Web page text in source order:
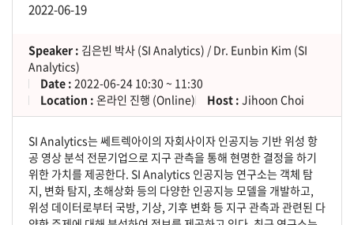
2022-06-19
Speaker : 김은빈 박사 (SI Analytics) / Dr. Eunbin Kim (SI
Analytics)
Date : 2022-06-24 10:30 ~ 11:30
Location : 온라인 진행 (Online) Host : Jihoon Choi
SI Analytics는 쎄트렉아이의 자회사이자 인공지능 기반 위성 항
공 영상 분석 전문기업으로 지구 관측을 통해 현명한 결정을 하기
위한 가치를 제공한다. SI Analytics 인공지능 연구소는 객체 탐
지, 변화 탐지, 초해상화 등의 다양한 인공지능 모델을 개발하고,
위성 데이터로부터 국방, 기상, 기후 변화 등 지구 관측과 관련된 다